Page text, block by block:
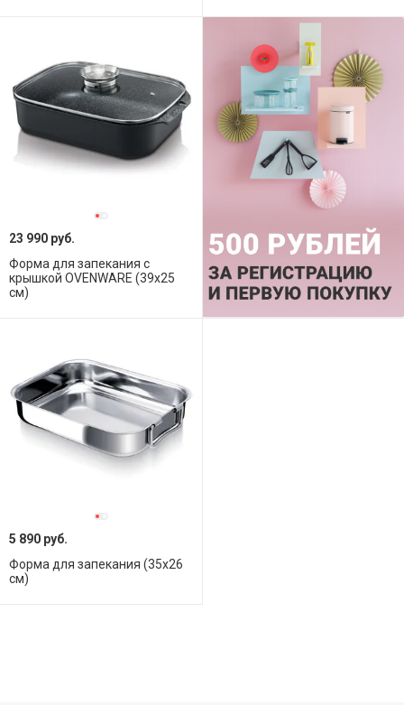
23 990 руб.
Форма для запекания с
крышкой OVENWARE (39x25
см)
5 890 руб.
Форма для запекания (35x26
см)